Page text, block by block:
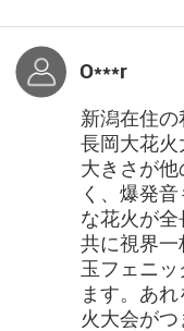
O***r
新潟在住
長岡大花
大きさが
く、爆発
な花火が
共に視界一
玉フェニ
ます。あ
火大会がつ